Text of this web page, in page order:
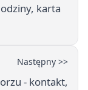
karta
Następny >>
- kontakt,